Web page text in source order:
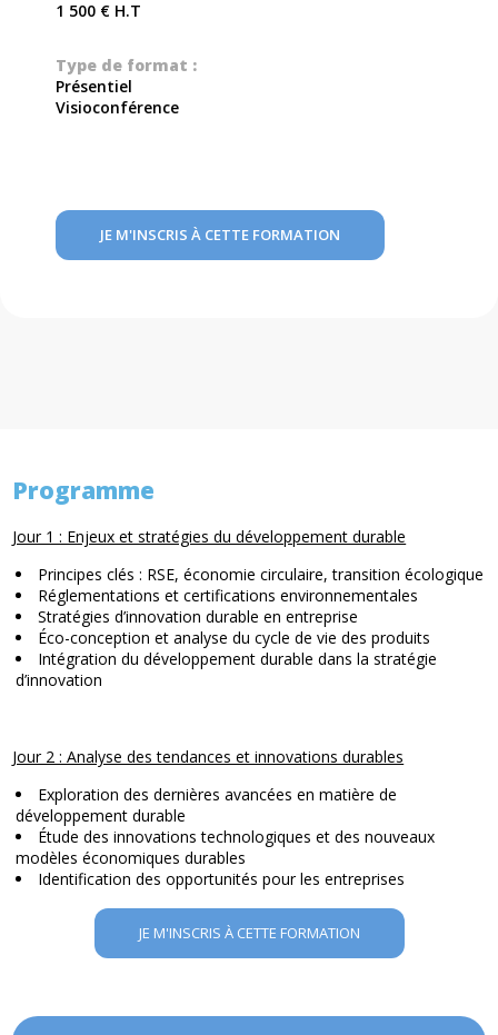
1 500 € H.T
Type de format :
Présentiel
Visioconférence
JE M'INSCRIS À CETTE FORMATION
Programme
Jour 1 : Enjeux et stratégies du développement durable
Principes clés : RSE, économie circulaire, transition écologique
Réglementations et certifications environnementales
Stratégies d’innovation durable en entreprise
Éco-conception et analyse du cycle de vie des produits
Intégration du développement durable dans la stratégie
d’innovation
Jour 2 : Analyse des tendances et innovations durables
Exploration des dernières avancées en matière de
développement durable
Étude des innovations technologiques et des nouveaux
modèles économiques durables
Identification des opportunités pour les entreprises
JE M'INSCRIS À CETTE FORMATION